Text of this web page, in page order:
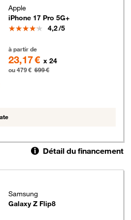
non sélectionnables
Apple
iPhone 17 Pro 5G+
Note
4,2/5
à partir de
23,17 € x 24
ou 479 € 699 €
Détail du financement
Samsung
Galaxy Z Flip8